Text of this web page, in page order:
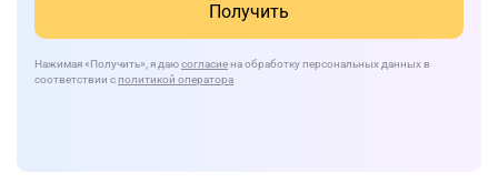
Получить
Нажимая «Получить» , я даюсогласиена обработку персональных данных в
соответствии сполитикой оператора